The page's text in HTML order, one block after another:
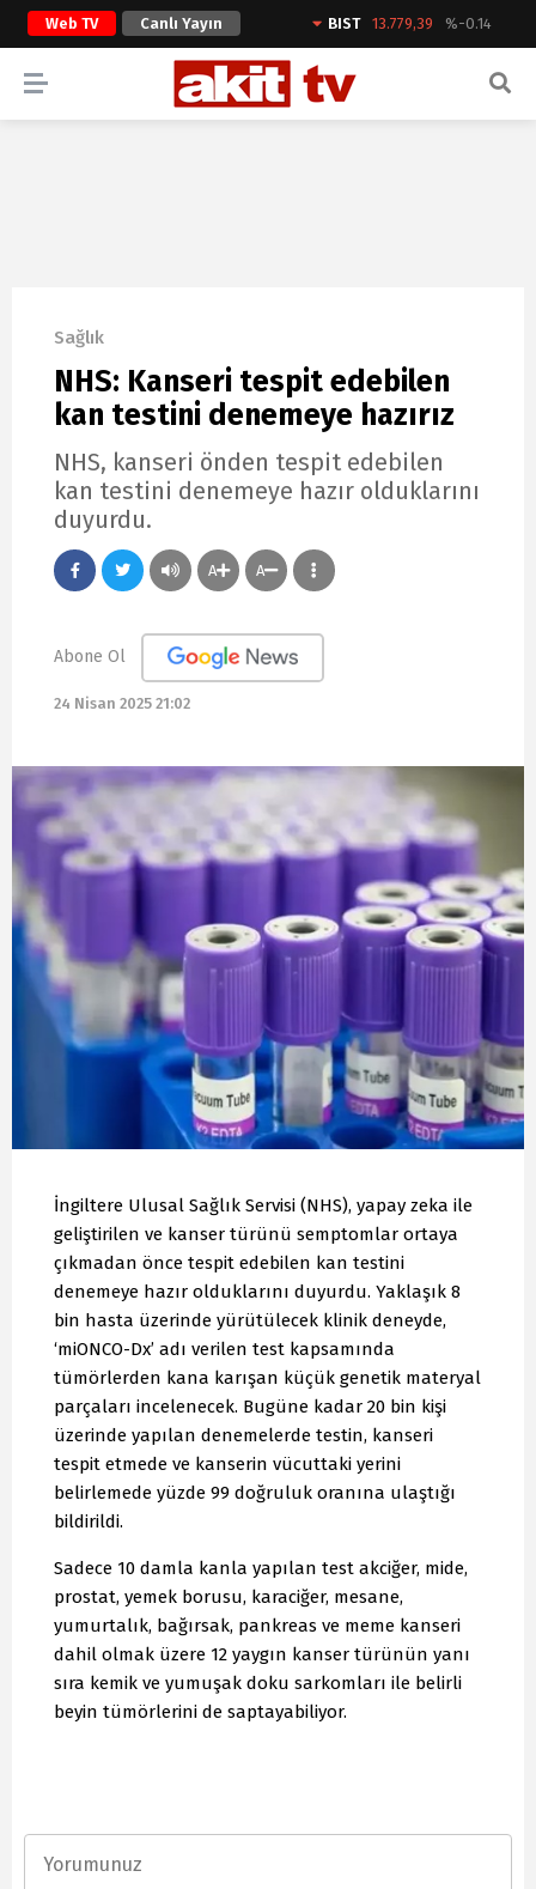
Web TV Canlı Yayın BIST 13.779,39 %-0.14
ARAMA YAP
Sağlık
NHS: Kanseri tespit edebilen
kan testini denemeye hazırız
NHS, kanseri önden tespit edebilen
kan testini denemeye hazır olduklarını
duyurdu.
A A
Abone Ol
24 Nisan 2025 21:02
İngiltere Ulusal Sağlık Servisi (NHS), yapay zeka ile
geliştirilen ve kanser türünü semptomlar ortaya
çıkmadan önce tespit edebilen kan testini
denemeye hazır olduklarını duyurdu. Yaklaşık 8
bin hasta üzerinde yürütülecek klinik deneyde,
‘miONCO-Dx’ adı verilen test kapsamında
tümörlerden kana karışan küçük genetik materyal
parçaları incelenecek. Bugüne kadar 20 bin kişi
üzerinde yapılan denemelerde testin, kanseri
tespit etmede ve kanserin vücuttaki yerini
belirlemede yüzde 99 doğruluk oranına ulaştığı
bildirildi.
Sadece 10 damla kanla yapılan test akciğer, mide,
prostat, yemek borusu, karaciğer, mesane,
yumurtalık, bağırsak, pankreas ve meme kanseri
dahil olmak üzere 12 yaygın kanser türünün yanı
sıra kemik ve yumuşak doku sarkomları ile belirli
beyin tümörlerini de saptayabiliyor.